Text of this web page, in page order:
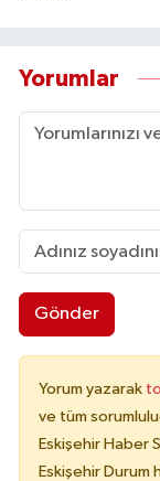
Yorumlar
Gönder
Yorum yazarak
ve tüm
Eskişehir Haber
Eskişehir Durum